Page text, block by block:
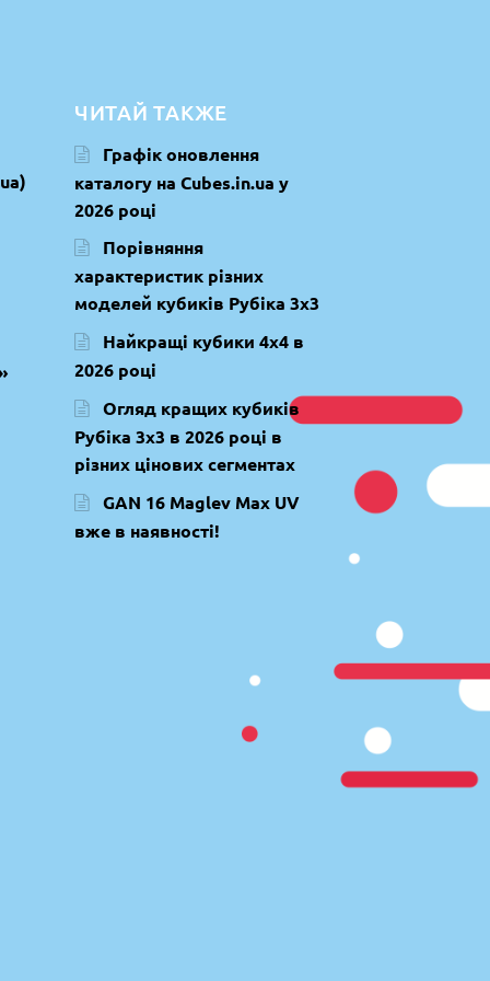
ЧИТАЙ ТАКЖЕ
Графік оновлення
каталогу на Cubes.in.ua у
2026 році
Порівняння
характеристик різних
моделей кубиків Рубіка 3х3
Найкращі кубики 4х4 в
2026 році
Огляд кращих кубиків
Рубіка 3х3 в 2026 році в
різних цінових сегментах
GAN 16 Maglev Max UV
вже в наявності!